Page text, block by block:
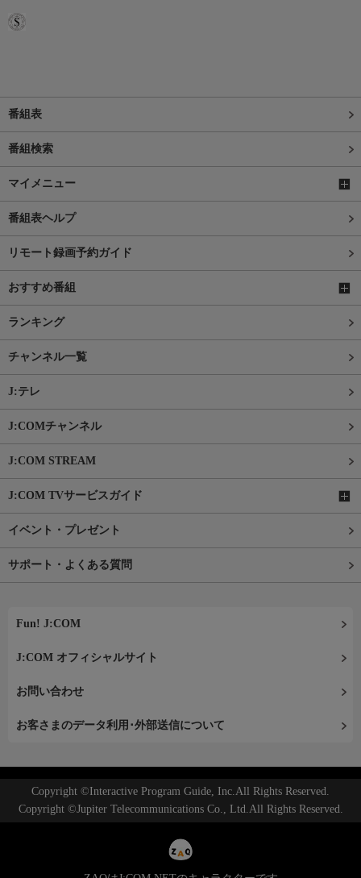
番組表
番組検索
マイメニュー
番組表ヘルプ
リモート録画予約ガイド
おすすめ番組
ランキング
チャンネル一覧
J:テレ
J:COMチャンネル
J:COM STREAM
J:COM TVサービスガイド
イベント・プレゼント
サポート・よくある質問
Fun! J:COM
J:COM オフィシャルサイト
お問い合わせ
お客さまのデータ利用･外部送信について
Copyright ©Interactive Program Guide, Inc.All Rights Reserved.
Copyright ©Jupiter Telecommunications Co., Ltd.All Rights Reserved.